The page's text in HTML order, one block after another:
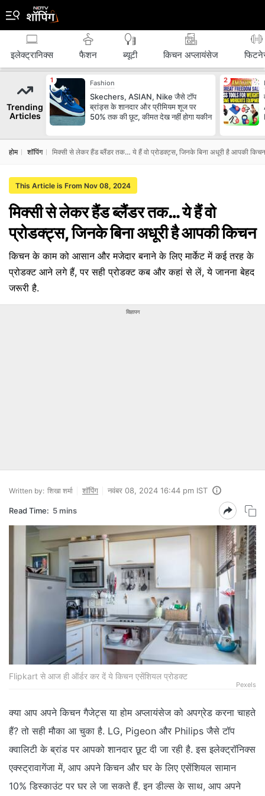
इलेक्ट्रानिक्स फैशन ब्‍यूटी किचन अप्लायंसेज
Trending
Articles
Fashion
Skechers, ASIAN, Nike जैसे टॉप
ब्रांड्स के शानदार और प्रीमियम शूज पर
50% तक की छूट, कीमत देख नहीं होगा यकीन
होम शॉपिंग मिक्‍सी से लेकर हैंड ब्‍लैंडर तक… ये हैं वो प्रोडक्‍ट्स, जिनके बिना अधूरी है आपकी किचन
This Article is From Nov 08, 2024
मिक्‍सी से लेकर हैंड ब्‍लैंडर तक… ये हैं वो
प्रोडक्‍ट्स, जिनके बिना अधूरी है आपकी किचन
किचन के काम को आसान और मजेदार बनाने के लिए मार्केट में कई तरह के
प्रोडक्‍ट आने लगे हैं, पर सही प्रोडक्‍ट कब और कहां से लें, ये जानना बेहद
जरूरी है.
विज्ञापन
Written by: शिखा शर्मा शॉपिंग नवंबर 08, 2024 16:44 pm IST
Read Time: 5 mins
Flipkart से आज ही ऑर्डर कर दें ये किचन एसेंशियल प्रोडक्‍ट
Pexels
क्‍या आप अपने किचन गैजेट्स या होम अप्लायंसेज को अपग्रेड करना चाहते
हैं? तो सही मौका आ चुका है. LG, Pigeon और Philips जैसे टॉप
क्‍वालिटी के ब्रांड पर आपको शानदार छूट दी जा रही है. इस इलेक्ट्रॉनिक्स
एक्स्ट्रावागेंजा में, आप अपने किचन और घर के लिए एसेंशियल सामान
10% डिस्‍काउंट पर घर ले जा सकते हैं. इन डील्‍स के साथ, आप अपने